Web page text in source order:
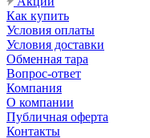
Как купить
Условия оплаты
Условия доставки
Обменная тара
Вопрос-ответ
Компания
О компании
Публичная оферта
Контакты